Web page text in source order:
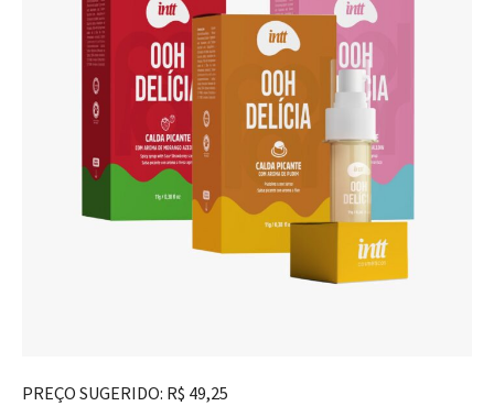
PREÇO SUGERIDO: R$ 49,25